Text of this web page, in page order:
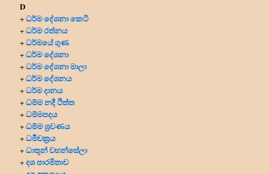
D
+ධර්ම දේශනා කෙටි
+ධර්ම රත්නය
+ධර්මයේ ගුණ
+ධර්ම දේශනා
+ධර්ම දේශනා මාලා
+ධර්ම දේශනය
+ධර්ම දානය
+ධම්ම නදී ථිත්ත
+ධම්මපදය
+ධම්ම ශ්‍රවණය
+ධර්‍මචක්‍රය
+ධාතූන් වහන්සේලා
+දශ පාරමිතාව